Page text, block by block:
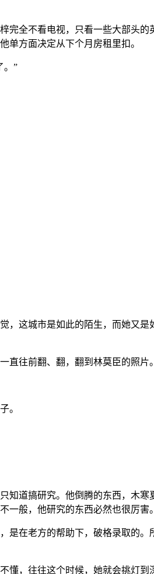
全不看电视，只看一些大部头
单方面决定从下个月房租里扣。
。”
，这城市是如此的陌生，而她又
直往前翻、翻，翻到林莫臣的照片。
。
道搞研究。他倒腾的东西，木
一般，他研究的东西必然也很厉害。
在老方的帮助下，破格录取的
，往往这个时候，她就会挑灯